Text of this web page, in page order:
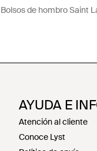
Bolsos de hombro Saint
AYUDA E
Atención al cliente
Conoce Lyst